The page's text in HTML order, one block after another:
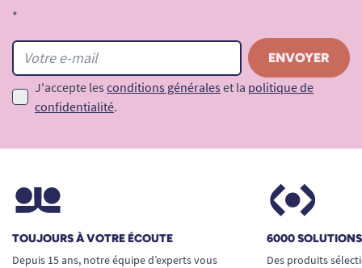
*
J'accepte les conditions générales et la politique de
confidentialité.
TOUJOURS À VOTRE ÉCOUTE
Depuis 15 ans, notre équipe d’experts vous
6000
Des produits